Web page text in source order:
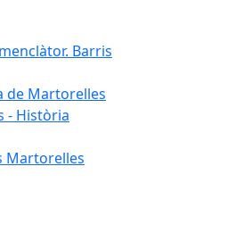
Barris
de Martorelles
- Història
Martorelles